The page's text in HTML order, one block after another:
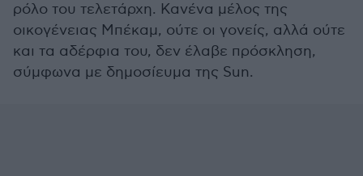
ρόλο του τελετάρχη. Κανένα μέλος της
οικογένειας Μπέκαμ, ούτε οι γονείς, αλλά ούτε
και τα αδέρφια του, δεν έλαβε πρόσκληση,
σύμφωνα με δημοσίευμα της Sun.